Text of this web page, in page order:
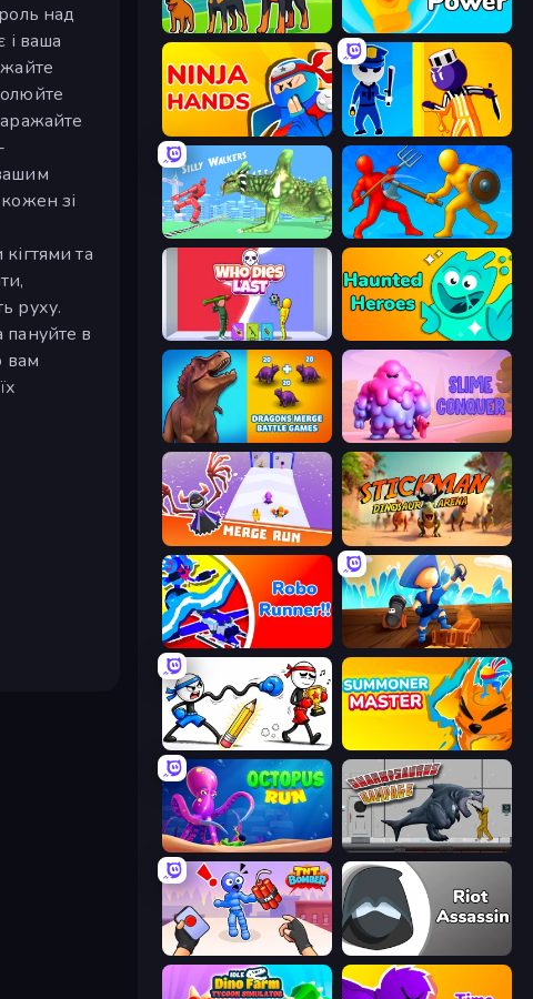
над
і ваша
зі
та
руху.
пануйте в
вам
Dogs vs Aliens Glove Power
Ninja Hands
Silly Walkers Epic Sword Battle! Fight in Arena
Who Dies Last? Haunted Heroes
Dragons Merge: Battle Games Slime Conquer: Epic Battles
Merge Run Stickman: Dinosaur Arena
Robo Runner Captains Idle
Doodle Smash Summoner Master
OctopusRun Sharkosaurus Rampage
TNT Bomber Riot Assassin